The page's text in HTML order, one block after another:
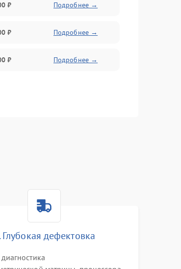
₽ Подробнее →
₽ Подробнее →
₽ Подробнее →
Глубокая дефектовка